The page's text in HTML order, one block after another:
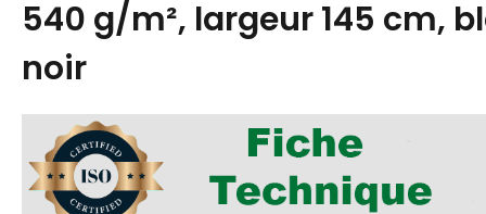
540 g/m², largeur 145 cm,
noir